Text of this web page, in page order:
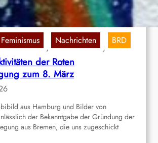
,
Nachrichten
,
BRD
der Roten
zum 8. März
aus Hamburg und Bilder von
der Bekanntgabe der Gründung der
aus Bremen, die uns zugeschickt